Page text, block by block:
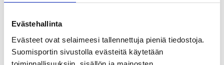
Evästehallinta
Evästeet ovat selaimeesi tallennettuja pieniä tiedostoja.
Suomisportin sivustolla evästeitä käytetään
Aikido
REGISTRATION PERIOD